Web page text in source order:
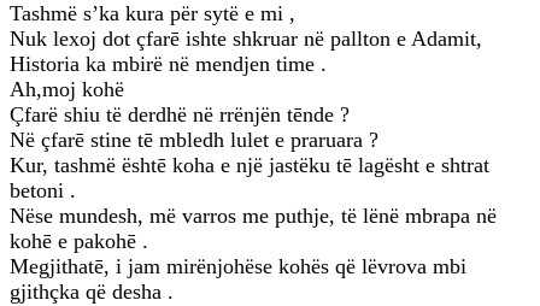
Tashmë s’ka kura për sytë e mi ,
Nuk lexoj dot çfarē ishte shkruar në pallton e Adamit,
Historia ka mbirë në mendjen time .
Ah,moj kohë
Çfarë shiu të derdhë në rrënjën tēnde ?
Në çfarē stine tē mbledh lulet e praruara ?
Kur, tashmë ështē koha e një jastëku tē lagësht e shtrat
betoni .
Nëse mundesh, më varros me puthje, të lënë mbrapa në
kohē e pakohē .
Megjithatē, i jam mirënjohëse kohës që lëvrova mbi
gjithçka që desha .